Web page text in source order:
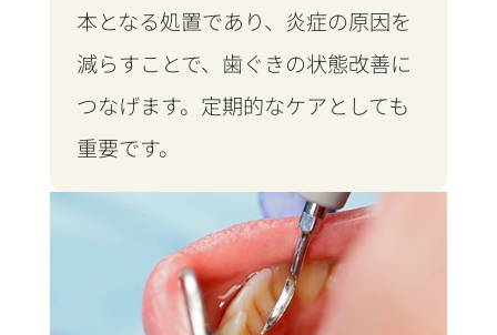
本となる処置であり、炎症の原因を
減らすことで、歯ぐきの状態改善に
つなげます。定期的なケアとしても
重要です。